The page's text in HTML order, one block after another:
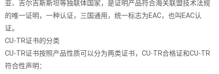
亚、吉尔吉斯斯坦等独联体国家，是证明产品符合海关联盟技术法规
的唯一证明，一种认证，三国通用，统一标志为EAC，也叫EAC认
证。
CU-TR证书的分类
CU-TR证书按照产品性质可以分为两类证书，CU-TR合格证和CU-TR
符合性声明：